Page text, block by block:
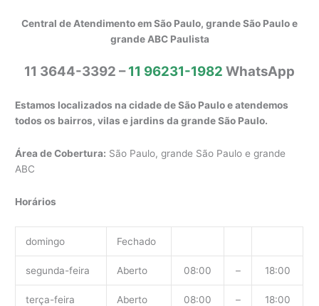
Central de Atendimento em São Paulo, grande São Paulo e
grande ABC Paulista
11 3644-3392 –11 96231-1982 WhatsApp
Estamos localizados na cidade de São Paulo e atendemos
todos os bairros, vilas e jardins da grande São Paulo.
Área de Cobertura: São Paulo, grande São Paulo e grande
ABC
Horários
domingo Fechado
segunda-feira Aberto 08:00 – 18:00
terça-feira Aberto 08:00 – 18:00